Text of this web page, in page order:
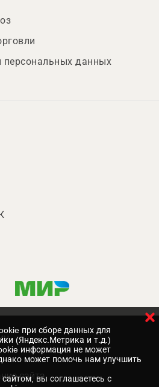
персональных данных
сайта
при сборе данных для
(Яндекс.Метрика и т.д.)
информация не может
может помочь нам улучшить
вы соглашаетесь с